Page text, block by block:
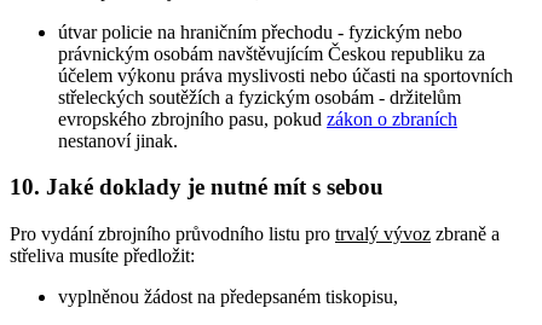
útvar policie na hraničním přechodu - fyzickým nebo
právnickým osobám navštěvujícím Českou republiku za
účelem výkonu práva myslivosti nebo účasti na sportovních
střeleckých soutěžích a fyzickým osobám - držitelům
evropského zbrojního pasu, pokud zákon o zbraních
nestanoví jinak.
10. Jaké doklady je nutné mít s sebou
Pro vydání zbrojního průvodního listu pro trvalý vývoz zbraně a
střeliva musíte předložit:
vyplněnou žádost na předepsaném tiskopisu,